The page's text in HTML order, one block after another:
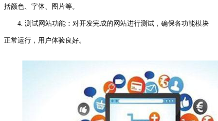
括颜色、字体、图片等。
4. 测试网站功能：对开发完成的网站进行测试，确保各功能模块
正常运行，用户体验良好。